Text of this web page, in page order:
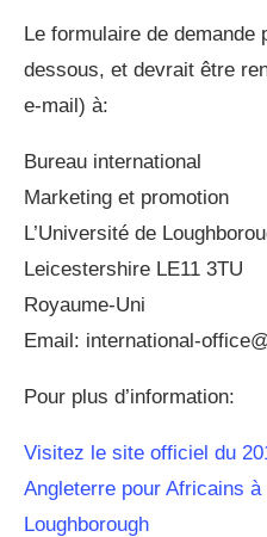
Le formulaire de demande
dessous, et devrait être
e-mail) à:
Bureau international
Marketing et promotion
L’Université de
Leicestershire LE11 3TU
Royaume-Uni
Email: international-
Pour plus d’information:
Visitez le site officiel du
Angleterre pour Africains à
Loughborough